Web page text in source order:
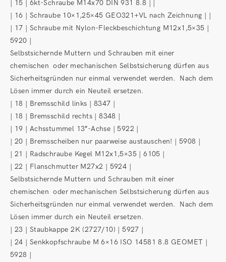
| 15 | 6kt-Schraube M14x70 DIN 931 8.8 | |
| 16 | Schraube 10×1,25×45 GEO321+VL nach Zeichnung | |
| 17 | Schraube mit Nylon-Fleckbeschichtung M12x1,5×35 |
5920 |
Selbstsichernde Muttern und Schrauben mit einer
chemischen oder mechanischen Selbstsicherung dürfen aus
Sicherheitsgründen nur einmal verwendet werden. Nach dem
Lösen immer durch ein Neuteil ersetzen.
| 18 | Bremsschild links | 8347 |
| 18 | Bremsschild rechts | 8348 |
| 19 | Achsstummel 13″-Achse | 5922 |
| 20 | Bremsscheiben nur paarweise austauschen! | 5908 |
| 21 | Radschraube Kegel M12x1,5×35 | 6105 |
| 22 | Flanschmutter M27x2 | 5924 |
Selbstsichernde Muttern und Schrauben mit einer
chemischen oder mechanischen Selbstsicherung dürfen aus
Sicherheitsgründen nur einmal verwendet werden. Nach dem
Lösen immer durch ein Neuteil ersetzen.
| 23 | Staubkappe 2K (2727/10) | 5927 |
| 24 | Senkkopfschraube M 6×16 ISO 14581 8.8 GEOMET |
5928 |